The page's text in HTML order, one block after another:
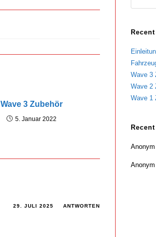
Wave 3 Zubehör
5. Januar 2022
29. JULI 2025 ANTWORTEN
Wave 3
Wave 2
Wave 1
Anonym
Anonym